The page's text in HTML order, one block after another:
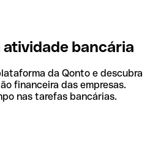
bancária
da Qonto e descubra
financeira das empresas.
nas tarefas bancárias.